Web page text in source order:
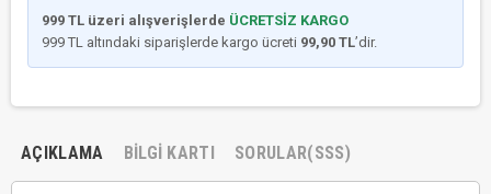
999 TL üzeri alışverişlerde ÜCRETSİZ KARGO
999 TL altındaki siparişlerde kargo ücreti 99,90 TL’dir.
AÇIKLAMA BILGI KARTI SORULAR(SSS)